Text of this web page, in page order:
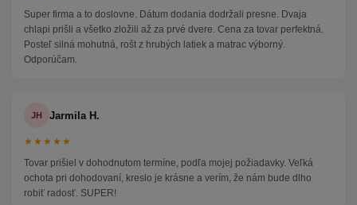
Super firma a to doslovne. Dátum dodania dodržali presne. Dvaja
chlapi prišli a všetko zložili až za prvé dvere. Cena za tovar perfektná.
Posteľ silná mohutná, rošt z hrubých latiek a matrac výborný.
Odporúčam.
JH Jarmila H.
★★★★★
Tovar prišiel v dohodnutom termíne, podľa mojej požiadavky. Veľká
ochota pri dohodovaní, kreslo je krásne a verím, že nám bude dlho
robiť radosť. SUPER!